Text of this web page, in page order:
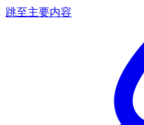
跳至主要内容